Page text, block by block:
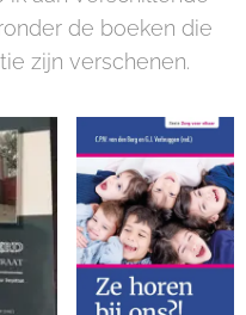
de boeken die
zijn verschenen.